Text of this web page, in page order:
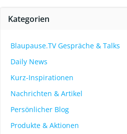
Kategorien
Blaupause.TV Gespräche & Talks
Daily News
Kurz-Inspirationen
Nachrichten & Artikel
Persönlicher Blog
Produkte & Aktionen